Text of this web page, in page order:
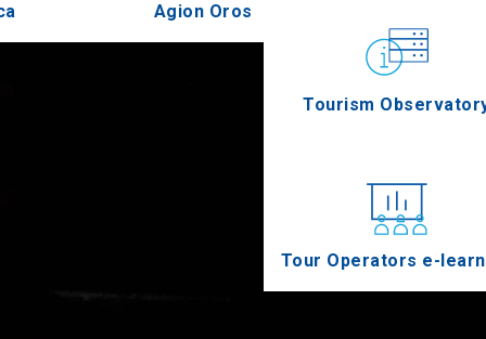
Agion Oros
Tourism
Tour Operators e-